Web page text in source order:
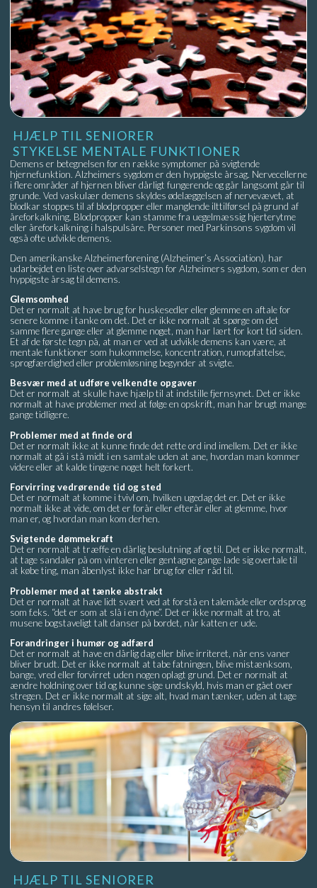
HJÆLP TIL SENIORER
STYKELSE MENTALE FUNKTIONER
Demens er betegnelsen for en række symptomer på svigtende
hjernefunktion. Alzheimers sygdom er den hyppigste årsag. Nervecellerne
i flere områder af hjernen bliver dårligt fungerende og går langsomt går til
grunde. Ved vaskulær demens skyldes ødelæggelsen af nervevævet, at
blodkar stoppes til af blodpropper eller manglende ilttilførsel på grund af
åreforkalkning. Blodpropper kan stamme fra uegelmæssig hjerterytme
eller åreforkalkning i halspulsåre. Personer med Parkinsons sygdom vil
også ofte udvikle demens.
Den amerikanske Alzheimerforening (Alzheimer’s Association), har
udarbejdet en liste over advarselstegn for Alzheimers sygdom, som er den
hyppigste årsag til demens.
Glemsomhed
Det er normalt at have brug for huskesedler eller glemme en aftale for
senere komme i tanke om det. Det er ikke normalt at spørge om det
samme flere gange eller at glemme noget, man har lært for kort tid siden.
Et af de første tegn på, at man er ved at udvikle demens kan være, at
mentale funktioner som hukommelse, koncentration, rumopfattelse,
sprogfærdighed eller problemløsning begynder at svigte.
Besvær med at udføre velkendte opgaver
Det er normalt at skulle have hjælp til at indstille fjernsynet. Det er ikke
normalt at have problemer med at følge en opskrift, man har brugt mange
gange tidligere.
Problemer med at finde ord
Det er normalt ikke at kunne finde det rette ord ind imellem. Det er ikke
normalt at gå i stå midt i en samtale uden at ane, hvordan man kommer
videre eller at kalde tingene noget helt forkert.
Forvirring vedrørende tid og sted
Det er normalt at komme i tvivl om, hvilken ugedag det er. Det er ikke
normalt ikke at vide, om det er forår eller efterår eller at glemme, hvor
man er, og hvordan man kom derhen.
Svigtende dømmekraft
Det er normalt at træffe en dårlig beslutning af og til. Det er ikke normalt,
at tage sandaler på om vinteren eller gentagne gange lade sig overtale til
at købe ting, man åbenlyst ikke har brug for eller råd til.
Problemer med at tænke abstrakt
Det er normalt at have lidt svært ved at forstå en talemåde eller ordsprog
som f.eks. “det er som at slå i en dyne”. Det er ikke normalt at tro, at
musene bogstaveligt talt danser på bordet, når katten er ude.
Forandringer i humør og adfærd
Det er normalt at have en dårlig dag eller blive irriteret, når ens vaner
bliver brudt. Det er ikke normalt at tabe fatningen, blive mistænksom,
bange, vred eller forvirret uden nogen oplagt grund. Det er normalt at
ændre holdning over tid og kunne sige undskyld, hvis man er gået over
stregen. Det er ikke normalt at sige alt, hvad man tænker, uden at tage
hensyn til andres følelser.
HJÆLP TIL SENIORER